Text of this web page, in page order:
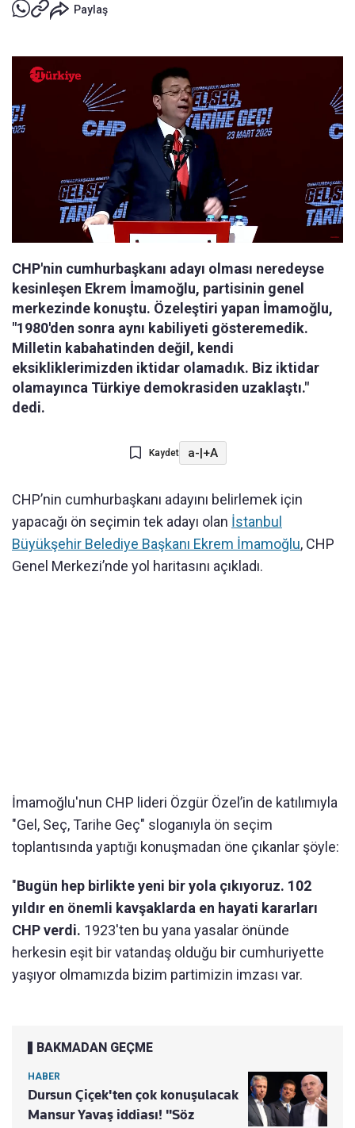
Paylaş
CHP'nin cumhurbaşkanı adayı olması neredeyse
kesinleşen Ekrem İmamoğlu, partisinin genel
merkezinde konuştu. Özeleştiri yapan İmamoğlu,
"1980'den sonra aynı kabiliyeti gösteremedik.
Milletin kabahatinden değil, kendi
eksikliklerimizden iktidar olamadık. Biz iktidar
olamayınca Türkiye demokrasiden uzaklaştı."
dedi.
Kaydet a-|+A
CHP’nin cumhurbaşkanı adayını belirlemek için
yapacağı ön seçimin tek adayı olan İstanbul
Büyükşehir Belediye Başkanı Ekrem İmamoğlu, CHP
Genel Merkezi’nde yol haritasını açıkladı.
İmamoğlu'nun CHP lideri Özgür Özel’in de katılımıyla
"Gel, Seç, Tarihe Geç" sloganıyla ön seçim
toplantısında yaptığı konuşmadan öne çıkanlar şöyle:
"Bugün hep birlikte yeni bir yola çıkıyoruz. 102
yıldır en önemli kavşaklarda en hayati kararları
CHP verdi. 1923'ten bu yana yasalar önünde
herkesin eşit bir vatandaş olduğu bir cumhuriyette
yaşıyor olmamızda bizim partimizin imzası var.
BAKMADAN GEÇME
HABER
Dursun Çiçek'ten çok konuşulacak
Mansur Yavaş iddiası! "Söz